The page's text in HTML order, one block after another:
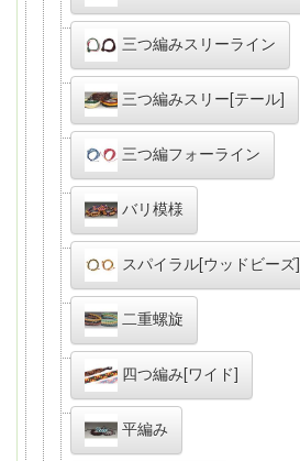
三つ編みスリーライン
三つ編みスリー[テール]
三つ編フォーライン
バリ模様
スパイラル[ウッドビーズ]
二重螺旋
四つ編み[ワイド]
平編み